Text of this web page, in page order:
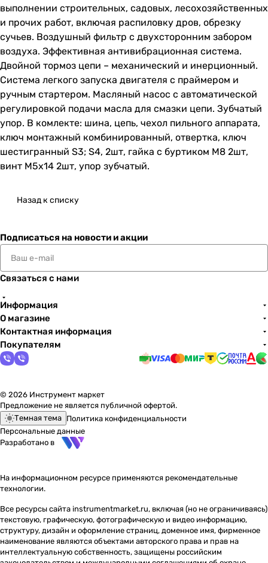
выполнении строительных, садовых, лесохозяйственных
и прочих работ, включая распиловку дров, обрезку
сучьев. Воздушный фильтр с двухсторонним забором
воздуха. Эффективная антивибрационная система.
Двойной тормоз цепи – механический и инерционный.
Система легкого запуска двигателя с праймером и
ручным стартером. Масляный насос с автоматической
регулировкой подачи масла для смазки цепи. Зубчатый
упор. В комлекте: шина, цепь, чехол пильного аппарата,
ключ монтажный комбинированный, отвертка, ключ
шестигранный S3; S4, 2шт, гайка с буртиком М8 2шт,
винт М5х14 2шт, упор зубчатый.
Назад к списку
Подписаться на новости и акции
Связаться с нами
Информация
О магазине
Контактная информация
Покупателям
© 2026 Инструмент маркет
Предложение не является публичной офертой.
Темная тема Политика конфиденциальности
Персональные данные
Разработано в
На информационном ресурсе применяются рекомендательные
технологии.
Все ресурсы сайта instrumentmarket.ru, включая (но не ограничиваясь)
текстовую, графическую, фотографическую и видео информацию,
структуру, дизайн и оформление страниц, доменное имя, фирменное
наименование являются объектами авторского права и прав на
интеллектуальную собственность, защищены российским